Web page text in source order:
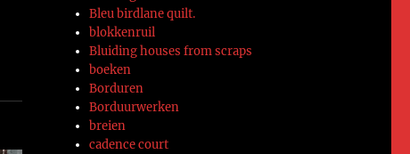
Bleu birdlane quilt.
blokkenruil
Bluiding houses from scraps
boeken
Borduren
Borduurwerken
breien
cadence court